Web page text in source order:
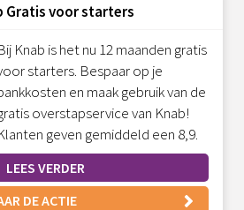
Gratis voor starters
Knab is het nu 12 maanden gratis
starters. Bespaar op je
en maak gebruik van de
overstapservice van Knab!
geven gemiddeld een 8,9.
LEES VERDER
DE ACTIE